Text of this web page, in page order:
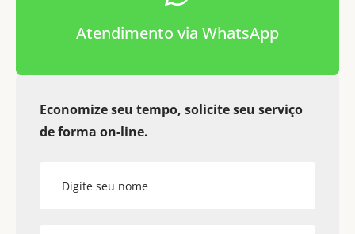
Atendimento via WhatsApp
Economize seu tempo, solicite seu serviço
de forma on-line.